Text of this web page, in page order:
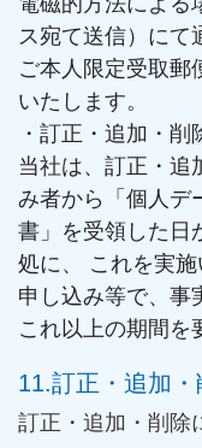
ス宛て送信）にて
ご本人限定受取郵
いたします。
・訂正・追加・削
当社は、訂正・追
み者から「個人デ
書」を受領した日
処に、 これを実
申し込み等で、事
これ以上の期間を
11.訂正・追加
訂正・追加・削除